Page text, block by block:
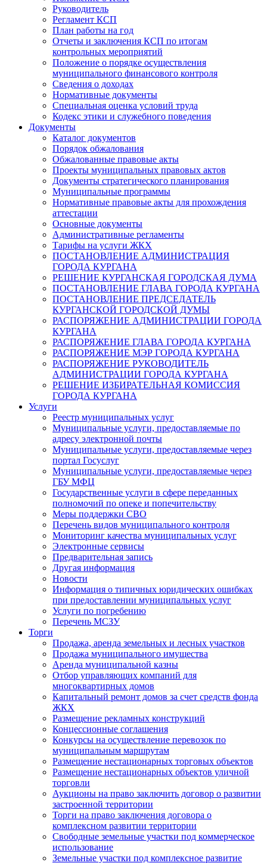
Руководитель
Регламент КСП
План работы на год
Отчеты и заключения КСП по итогам
контрольных мероприятий
Положение о порядке осуществления
муниципального финансового контроля
Сведения о доходах
Нормативные документы
Специальная оценка условий труда
Кодекс этики и служебного поведения
Документы
Каталог документов
Порядок обжалования
Обжалованные правовые акты
Проекты муниципальных правовых актов
Документы стратегического планирования
Муниципальные программы
Нормативные правовые акты для прохождения
аттестации
Основные документы
Административные регламенты
Тарифы на услуги ЖКХ
ПОСТАНОВЛЕНИЕ АДМИНИСТРАЦИЯ
ГОРОДА КУРГАНА
РЕШЕНИЕ КУРГАНСКАЯ ГОРОДСКАЯ ДУМА
ПОСТАНОВЛЕНИЕ ГЛАВА ГОРОДА КУРГАНА
ПОСТАНОВЛЕНИЕ ПРЕДСЕДАТЕЛЬ
КУРГАНСКОЙ ГОРОДСКОЙ ДУМЫ
РАСПОРЯЖЕНИЕ АДМИНИСТРАЦИИ ГОРОДА
КУРГАНА
РАСПОРЯЖЕНИЕ ГЛАВА ГОРОДА КУРГАНА
РАСПОРЯЖЕНИЕ МЭР ГОРОДА КУРГАНА
РАСПОРЯЖЕНИЕ РУКОВОДИТЕЛЬ
АДМИНИСТРАЦИИ ГОРОДА КУРГАНА
РЕШЕНИЕ ИЗБИРАТЕЛЬНАЯ КОМИССИЯ
ГОРОДА КУРГАНА
Услуги
Реестр муниципальных услуг
Муниципальные услуги, предоставляемые по
адресу электронной почты
Муниципальные услуги, предоставляемые через
портал Госуслуг
Муниципальные услуги, предоставляемые через
ГБУ МФЦ
Государственные услуги в сфере переданных
полномочий по опеке и попечительству
Меры поддержки СВО
Перечень видов муниципального контроля
Мониторинг качества муниципальных услуг
Электронные сервисы
Предварительная запись
Другая информация
Новости
Информация о типичных юридических ошибках
при предоставлении муниципальных услуг
Услуги по погребению
Перечень МСЗУ
Торги
Продажа, аренда земельных и лесных участков
Продажа муниципального имущества
Аренда муниципальной казны
Отбор управляющих компаний для
многоквартирных домов
Капитальный ремонт домов за счет средств фонда
ЖКХ
Размещение рекламных конструкций
Концессионные соглашения
Конкурсы на осуществление перевозок по
муниципальным маршрутам
Размещение нестационарных торговых объектов
Размещение нестационарных объектов уличной
торговли
Аукционы на право заключить договор о развитии
застроенной территории
Торги на право заключения договора о
комплексном развитии территории
Свободные земельные участки под коммерческое
использование
Земельные участки под комплексное развитие